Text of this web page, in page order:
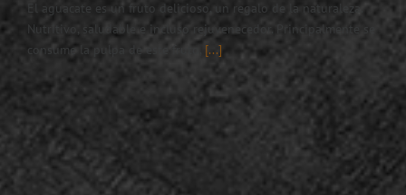
El aguacate es un fruto delicioso, un regalo de la naturaleza.
Nutritivo, saludable e incluso rejuvenecedor. Principalmente se
consume la pulpa de este fruto, [...]